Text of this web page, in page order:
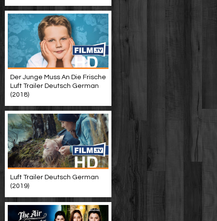
Der Junge Muss An Die Frische
Luft Trailer Deutsch German
(2018)
Luft Trailer Deutsch German
(2019)